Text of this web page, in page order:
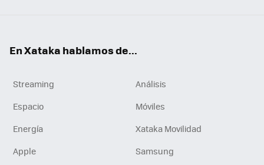
En Xataka hablamos de...
Streaming
Análisis
Espacio
Móviles
Energía
Xataka Movilidad
Apple
Samsung